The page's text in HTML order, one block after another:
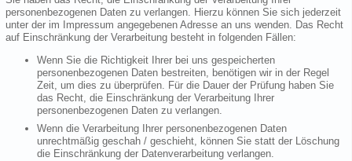
personenbezogenen Daten zu verlangen. Hierzu können Sie sich jederzeit
unter der im Impressum angegebenen Adresse an uns wenden. Das Recht
auf Einschränkung der Verarbeitung besteht in folgenden Fällen:
Wenn Sie die Richtigkeit Ihrer bei uns gespeicherten
personenbezogenen Daten bestreiten, benötigen wir in der Regel
Zeit, um dies zu überprüfen. Für die Dauer der Prüfung haben Sie
das Recht, die Einschränkung der Verarbeitung Ihrer
personenbezogenen Daten zu verlangen.
Wenn die Verarbeitung Ihrer personenbezogenen Daten
unrechtmäßig geschah / geschieht, können Sie statt der Löschung
die Einschränkung der Datenverarbeitung verlangen.